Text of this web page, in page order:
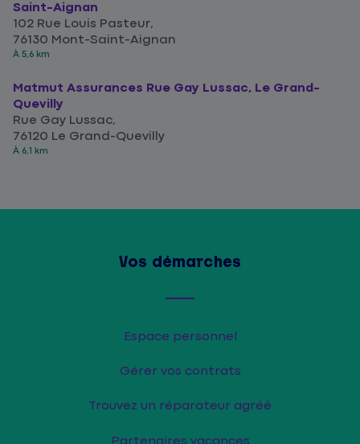
Saint-Aignan
102 Rue Louis Pasteur,
76130 Mont-Saint-Aignan
À 5,6 km
Matmut Assurances Rue Gay Lussac, Le Grand-
Quevilly
Rue Gay Lussac,
76120 Le Grand-Quevilly
À 6,1 km
Vos démarches
Espace personnel
Gérer vos contrats
Trouvez un réparateur agréé
Partenaires vacances